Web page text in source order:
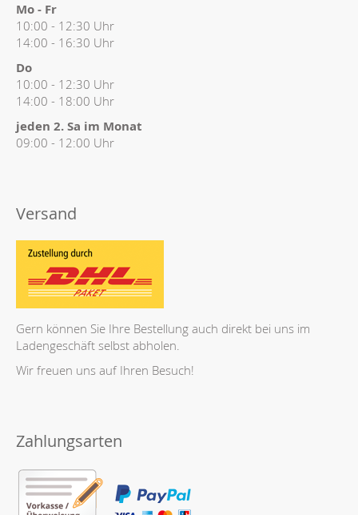
Mo - Fr
10:00 - 12:30 Uhr
14:00 - 16:30 Uhr
Do
10:00 - 12:30 Uhr
14:00 - 18:00 Uhr
jeden 2. Sa im Monat
09:00 - 12:00 Uhr
Versand
Gern können Sie Ihre Bestellung auch direkt bei uns im
Ladengeschäft selbst abholen.
Wir freuen uns auf Ihren Besuch!
Zahlungsarten